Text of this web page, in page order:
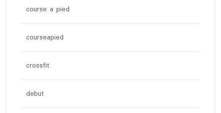
course a pied
courseapied
crossfit
debut